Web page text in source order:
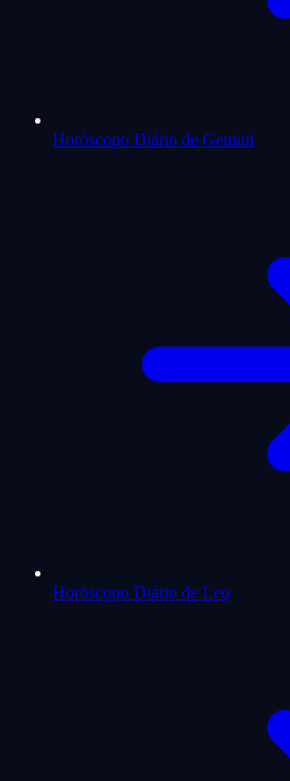
Horóscopo Diário de Gemini
Horóscopo Diário de Leo